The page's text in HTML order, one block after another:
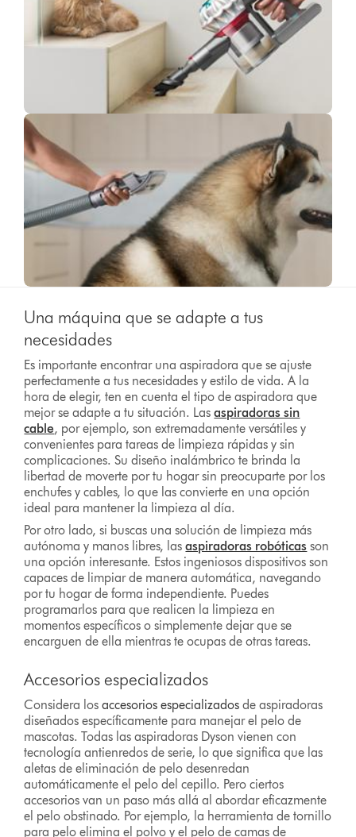
Una máquina que se adapte a tus
necesidades
Es importante encontrar una aspiradora que se ajuste
perfectamente a tus necesidades y estilo de vida. A la
hora de elegir, ten en cuenta el tipo de aspiradora que
mejor se adapte a tu situación. Lasaspiradoras sin
cable, por ejemplo, son extremadamente versátiles y
convenientes para tareas de limpieza rápidas y sin
complicaciones. Su diseño inalámbrico te brinda la
libertad de moverte por tu hogar sin preocuparte por los
enchufes y cables, lo que las convierte en una opción
ideal para mantener la limpieza al día.
Por otro lado, si buscas una solución de limpieza más
autónoma y manos libres, lasaspiradoras robóticas son
una opción interesante. Estos ingeniosos dispositivos son
capaces de limpiar de manera automática, navegando
por tu hogar de forma independiente. Puedes
programarlos para que realicen la limpieza en
momentos específicos o simplemente dejar que se
encarguen de ella mientras te ocupas de otras tareas.
Accesorios especializados
Considera losaccesorios especializados de aspiradoras
diseñados específicamente para manejar el pelo de
mascotas. Todas las aspiradoras Dyson vienen con
tecnología antienredos de serie, lo que significa que las
aletas de eliminación de pelo desenredan
automáticamente el pelo del cepillo. Pero ciertos
accesorios van un paso más allá al abordar eficazmente
el pelo obstinado. Por ejemplo, la herramienta de tornillo
para pelo elimina el polvo y el pelo de camas de